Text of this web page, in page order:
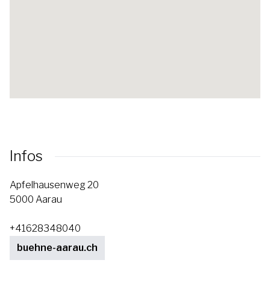
Infos
Apfelhausenweg 20
5000 Aarau
+41628348040
buehne-aarau.ch